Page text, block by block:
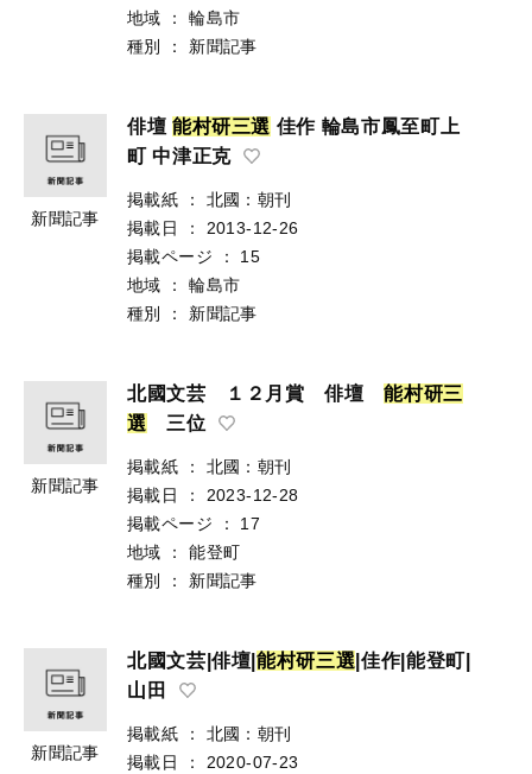
地域
：
輪島市
種別
： 新聞記事
新聞記事
俳壇 能村研三選 佳作 輪島市鳳至町上
町 中津正克
掲載紙 ：
北國：朝刊
掲載日
：
2013-12-26
掲載ページ
：
15
地域
：
輪島市
種別
： 新聞記事
新聞記事
北國文芸 １２月賞 俳壇能村研三
選 三位
掲載紙 ：
北國：朝刊
掲載日
：
2023-12-28
掲載ページ
：
17
地域
：
能登町
種別
： 新聞記事
新聞記事
北國文芸|俳壇|能村研三選 |佳作|能登町|
山田
掲載紙 ：
北國：朝刊
掲載日
：
2020-07-23